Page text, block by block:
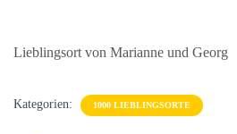
Lieblingsort von Marianne und Georg
Kategorien: 1000 LIEBLINGSORTE